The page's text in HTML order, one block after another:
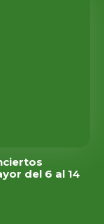
del 6 al 14